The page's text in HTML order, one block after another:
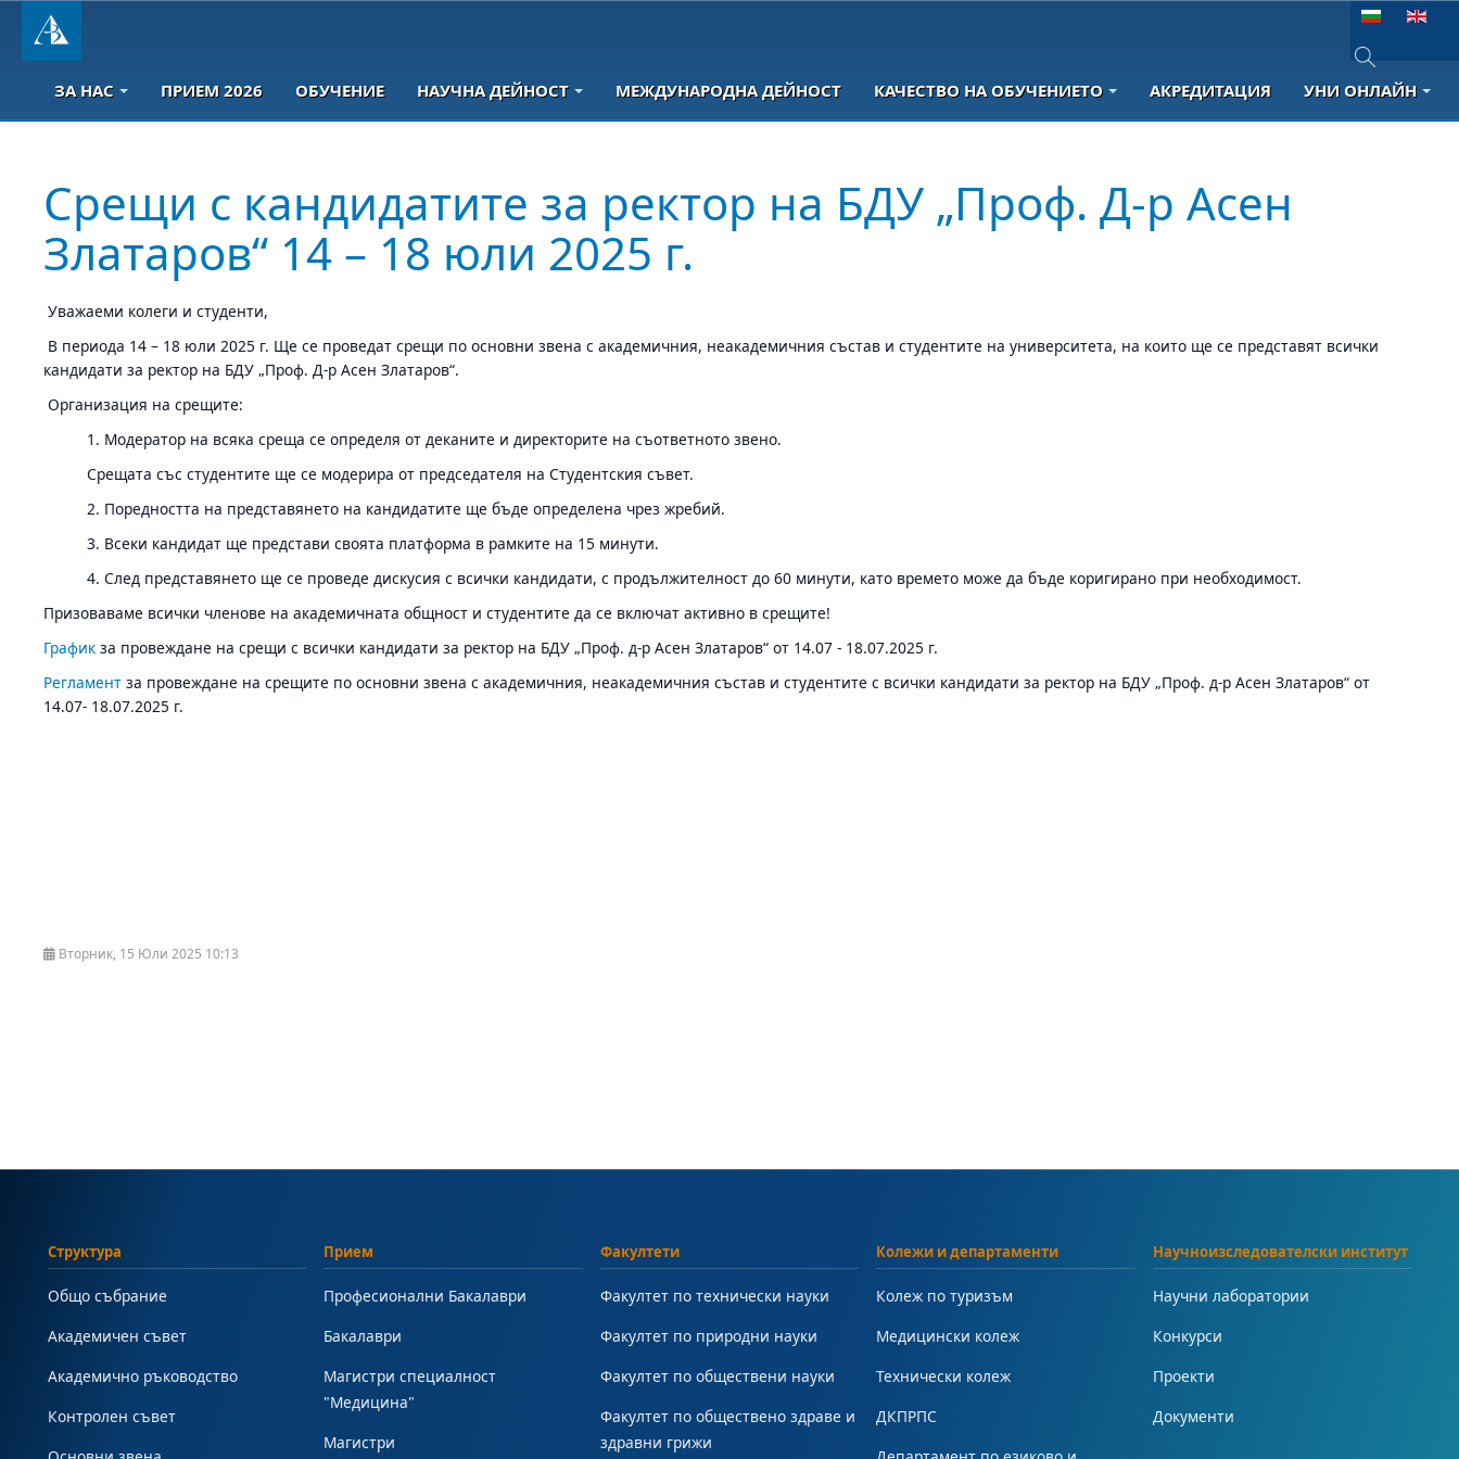
Изберете език
Type 2 or
ЗА НАС ПРИЕМ 2026 ОБУЧЕНИЕ НАУЧНА ДЕЙНОСТ МЕЖДУНАРОДНА ДЕЙНОСТ КАЧЕСТВО НА ОБУЧЕНИЕТО АКРЕДИТАЦИЯ УНИ ОНЛАЙН
Срещи с кандидатите за ректор на БДУ „Проф. Д-р Асен
Златаров“ 14 – 18 юли 2025 г.
Уважаеми колеги и студенти,
В периода 14 – 18 юли 2025 г. Ще се проведат срещи по основни звена с академичния, неакадемичния състав и студентите на университета, на които ще се представят всички
кандидати за ректор на БДУ „Проф. Д-р Асен Златаров“.
Организация на срещите:
1. Модератор на всяка среща се определя от деканите и директорите на съответното звено.
Срещата със студентите ще се модерира от председателя на Студентския съвет.
2. Поредността на представянето на кандидатите ще бъде определена чрез жребий.
3. Всеки кандидат ще представи своята платформа в рамките на 15 минути.
4. След представянето ще се проведе дискусия с всички кандидати, с продължителност до 60 минути, като времето може да бъде коригирано при необходимост.
Призоваваме всички членове на академичната общност и студентите да се включат активно в срещите!
График за провеждане на срещи с всички кандидати за ректор на БДУ „Проф. д-р Асен Златаров“ от 14.07 - 18.07.2025 г.
Регламент за провеждане на срещите по основни звена с академичния, неакадемичния състав и студентите с всички кандидати за ректор на БДУ „Проф. д-р Асен Златаров“ от
14.07- 18.07.2025 г.
Вторник, 15 Юли 2025 10:13
Структура
Общо събрание
Академичен съвет
Академично ръководство
Контролен съвет
Прием
Професионални Бакалаври
Бакалаври
Магистри специалност
"Медицина"
Магистри
Факултети
Факултет по технически науки
Факултет по природни науки
Факултет по обществени науки
Факултет по обществено здраве и
здравни грижи
Колежи и департаменти
Колеж по туризъм
Медицински колеж
Технически колеж
ДКПРПС
Научноизследователски институт
Научни лаборатории
Конкурси
Проекти
Документи